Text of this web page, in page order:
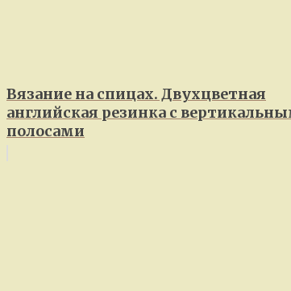
Вязание на спицах. Двухцветная
английская резинка с
полосами